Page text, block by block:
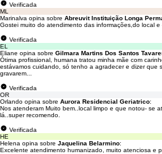
Verificada
ML
Marinalva opina sobre Abreuvit Instituição Longa
Gostei muito do atendimento das informações,do local
Verificada
EL
Eliane opina sobre Gilmara Martins Dos Santos
Ótima profissional, humana tratou minha mãe com
estávamos cuidando, só tenho a agradecer e dizer que
gravarem...
Verificada
OR
Orlando opina sobre Aurora Residencial Geriatrico:
Nos atenderam Muito bem..local limpo e que notou- se
lá..super recomendo.
Verificada
HE
Helena opina sobre Jaquelina Belarmino:
Excelente atendimento humanizado, muito atenciosa e